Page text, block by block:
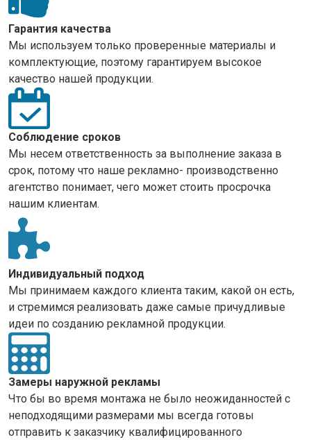
Гарантия качества
Мы используем только проверенные материалы и
комплектующие, поэтому гарантируем высокое
качество нашей продукции.
Соблюдение сроков
Мы несем ответственность за выполнение заказа в
срок, потому что наше рекламно- производственно
агентство понимает, чего может стоить просрочка
нашим клиентам.
Индивидуальный подход
Мы принимаем каждого клиента таким, какой он есть,
и стремимся реализовать даже самые причудливые
идеи по созданию рекламной продукции.
Замеры наружной рекламы
Что бы во время монтажа не было неожиданностей с
неподходящими размерами мы всегда готовы
отправить к заказчику квалифицированного